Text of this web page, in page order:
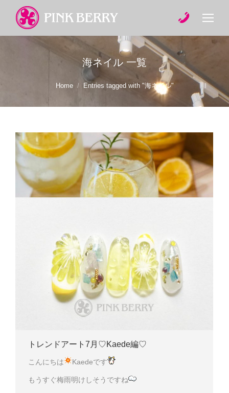
海ネイル 一覧
You are here:Home Entries tagged with "海ネイル"
トレンドアート7月♡Kaede編♡
こんにちは Kaedeです
もうすぐ梅雨明けしそうですね